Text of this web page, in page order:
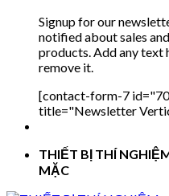
Signup for our
notified about sales
products. Add any text
remove it.
[contact-form-7
title="Newsletter
THIẾT BỊ THÍ
MẶC